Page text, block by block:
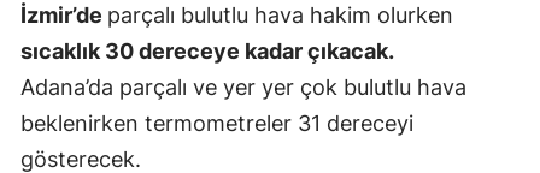
Ordu
İzmir’de parçalı bulutlu hava hakim olurken
sıcaklık 30 dereceye kadar çıkacak.
Adana’da parçalı ve yer yer çok bulutlu hava
beklenirken termometreler 31 dereceyi
gösterecek.